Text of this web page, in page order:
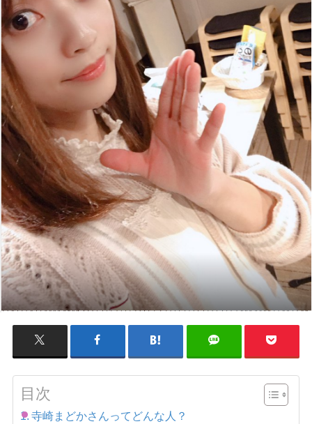
目次
寺崎まどかさんってどんな人？